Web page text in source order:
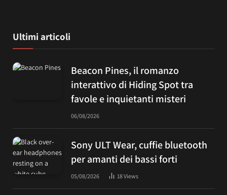
Ultimi articoli
Beacon Pines, il romanzo
interattivo di Hiding Spot tra
favole e inquietanti misteri
06/08/2026
Sony ULT Wear, cuffie bluetooth
per amanti dei bassi forti
05/08/2026 18Views